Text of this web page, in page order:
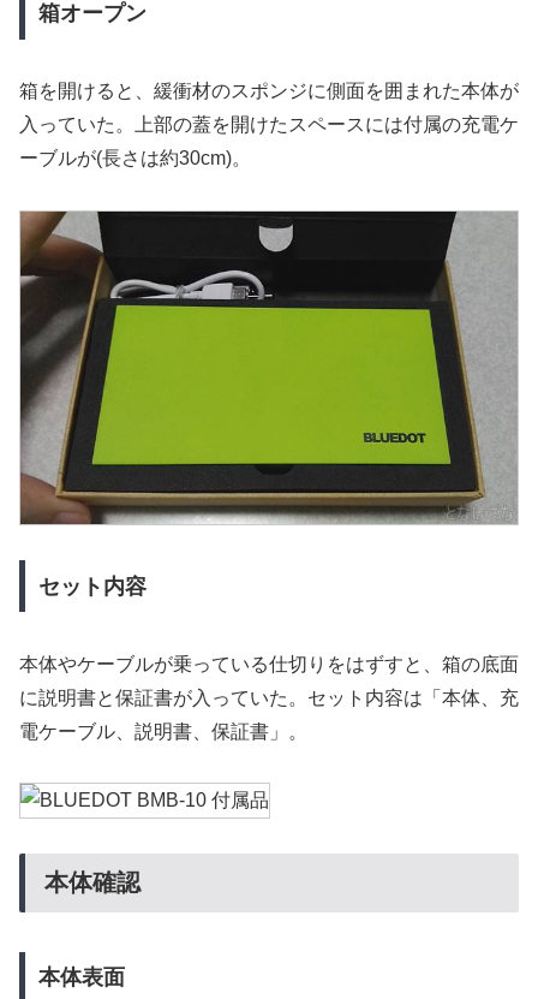
箱オープン
箱を開けると、緩衝材のスポンジに側面を囲まれた本体が
入っていた。上部の蓋を開けたスペースには付属の充電ケ
ーブルが(長さは約30cm)。
セット内容
本体やケーブルが乗っている仕切りをはずすと、箱の底面
に説明書と保証書が入っていた。セット内容は「本体、充
電ケーブル、説明書、保証書」。
本体確認
本体表面